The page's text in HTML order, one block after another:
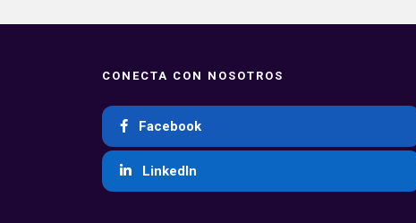
CONECTA CON NOSOTROS
Facebook
LinkedIn